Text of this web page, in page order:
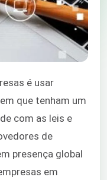
é usar
que tenham um
com as leis e
de
presença global
em